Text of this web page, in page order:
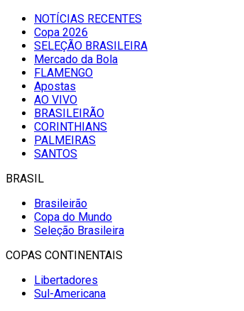
NOTÍCIAS RECENTES
Copa 2026
SELEÇÃO BRASILEIRA
Mercado da Bola
FLAMENGO
Apostas
AO VIVO
BRASILEIRÃO
CORINTHIANS
PALMEIRAS
SANTOS
BRASIL
Brasileirão
Copa do Mundo
Seleção Brasileira
COPAS CONTINENTAIS
Libertadores
Sul-Americana